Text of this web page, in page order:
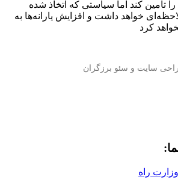
را تامین کند اما سیاستی که اتخاذ شده
خواهد داشت و افزایش یارانه‌ها به
کرد